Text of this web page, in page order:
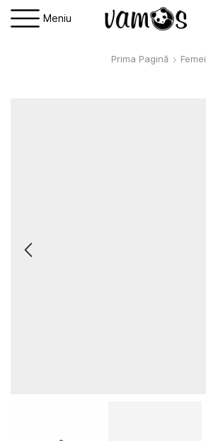
Meniu
Prima Pagină Femei